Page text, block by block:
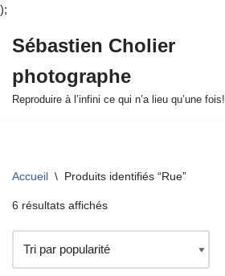
);
au
contenu
Sébastien Cholier
photographe
Reproduire à l’infini ce qui n’a lieu qu’une fois!
Accueil \ Produits identifiés “Rue”
6 résultats affichés